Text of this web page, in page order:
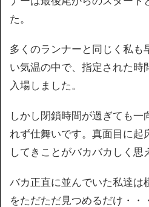
た。
多くのランナーと同じく私も
い気温の中で、指定された時
入場しました。
しかし閉鎖時間が過ぎても一
れず仕舞いです。真面目に起
してきことがバカバカしく思
バカ正直に並んでいた私達は
をただただ見つめるだけ・・